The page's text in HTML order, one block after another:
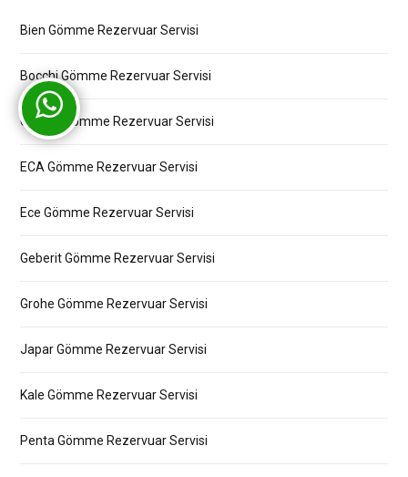
Bien Gömme Rezervuar Servisi
Bocchi Gömme Rezervuar Servisi
Creavit Gömme Rezervuar Servisi
ECA Gömme Rezervuar Servisi
Ece Gömme Rezervuar Servisi
Geberit Gömme Rezervuar Servisi
Grohe Gömme Rezervuar Servisi
Japar Gömme Rezervuar Servisi
Kale Gömme Rezervuar Servisi
Penta Gömme Rezervuar Servisi